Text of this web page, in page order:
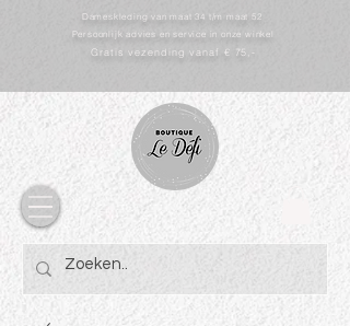
Dameskleding van maat 34 t/m maat 52
Persoonlijk advies en service in onze winkel
Gratis vezending vanaf € 75,-